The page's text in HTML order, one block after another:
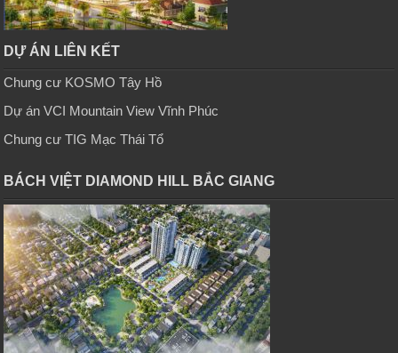
DỰ ÁN LIÊN KẾT
Chung cư KOSMO Tây Hồ
Dự án VCI Mountain View Vĩnh Phúc
Chung cư TIG Mạc Thái Tổ
BÁCH VIỆT DIAMOND HILL BẮC GIANG